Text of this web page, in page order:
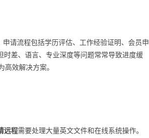
申请流程包括学历评估、工作经验证明、会员申
时差、语言、专业深度等问题常常导致进度缓
高效解决方案。
远程需要处理大量英文文件和在线系统操作。